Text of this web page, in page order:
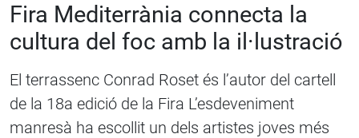
Fira Mediterrània connecta la
cultura del foc amb la il·lustració
El terrassenc Conrad Roset és l’autor del cartell
de la 18a edició de la Fira L’esdeveniment
manresà ha escollit un dels artistes joves més